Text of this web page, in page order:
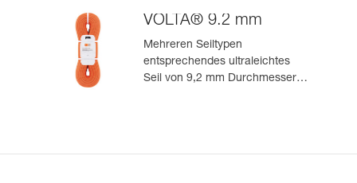
Klettern oder Bergsteigen
VOLTA® 9.2 mm
Mehreren Seiltypen
entsprechendes ultraleichtes
Seil von 9,2 mm Durchmesser